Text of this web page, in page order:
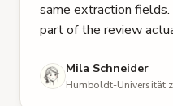
same extraction
part of the review
Mila Schneider
Humboldt-Universität